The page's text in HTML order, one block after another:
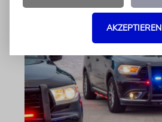
AKZEPTIEREN